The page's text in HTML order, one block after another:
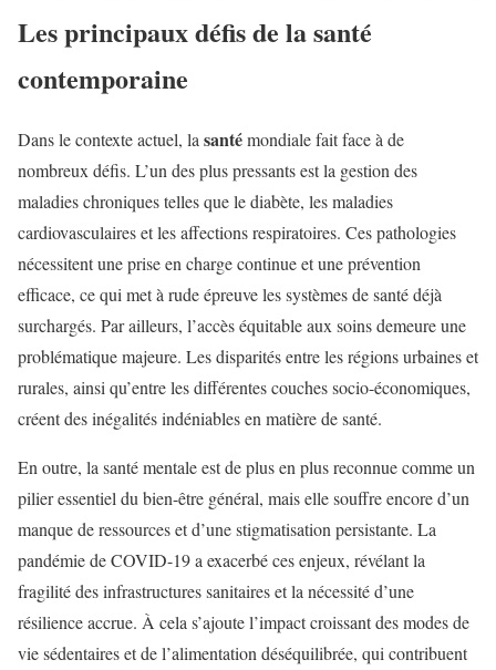
Les principaux défis de la santé
contemporaine
Dans le contexte actuel, la santémondiale fait face à de
nombreux défis. L’un des plus pressants est la gestion des
maladies chroniques telles que le diabète, les maladies
cardiovasculaires et les affections respiratoires. Ces pathologies
nécessitent une prise en charge continue et une prévention
efficace, ce qui met à rude épreuve les systèmes de santé déjà
surchargés. Par ailleurs, l’accès équitable aux soins demeure une
problématique majeure. Les disparités entre les régions urbaines et
rurales, ainsi qu’entre les différentes couches socio-économiques,
créent des inégalités indéniables en matière de santé.
En outre, la santé mentale est de plus en plus reconnue comme un
pilier essentiel du bien-être général, mais elle souffre encore d’un
manque de ressources et d’une stigmatisation persistante. La
pandémie de COVID-19 a exacerbé ces enjeux, révélant la
fragilité des infrastructures sanitaires et la nécessité d’une
résilience accrue. À cela s’ajoute l’impact croissant des modes de
vie sédentaires et de l’alimentation déséquilibrée, qui contribuent